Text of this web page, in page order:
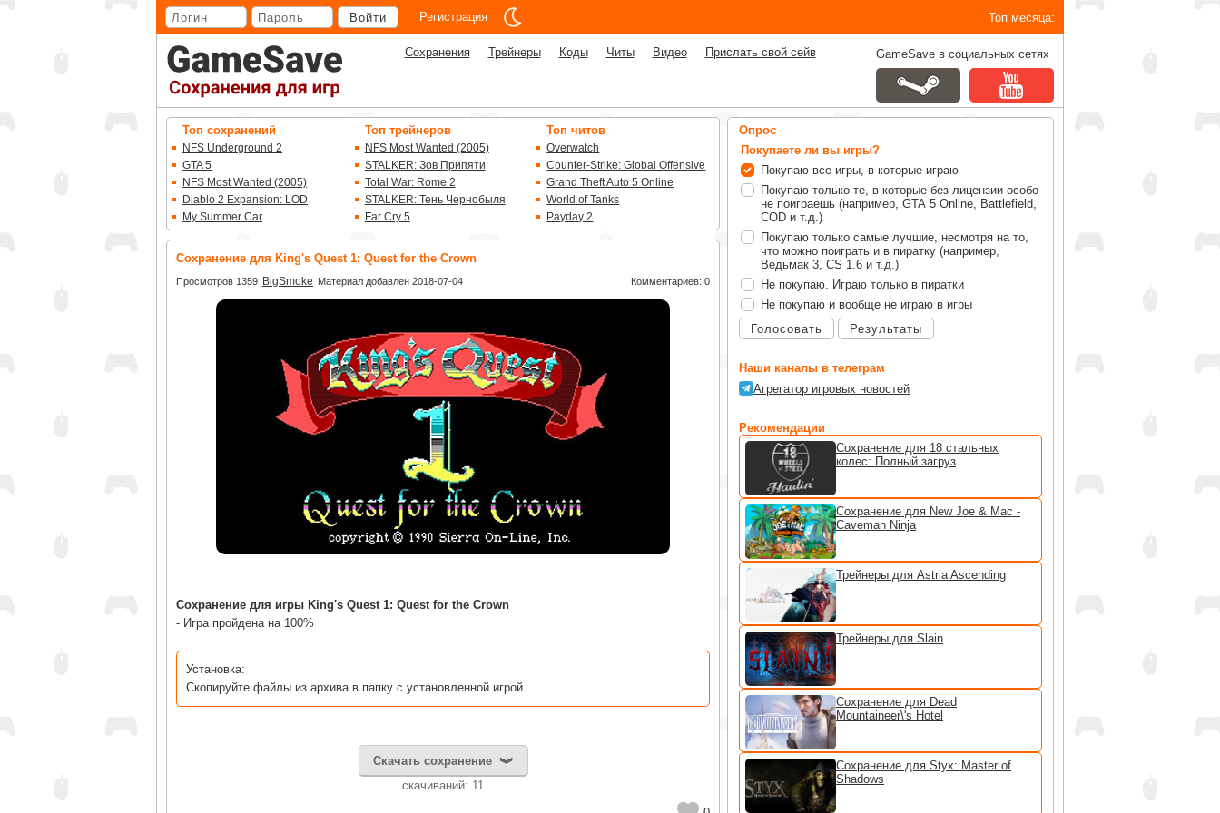
Войти Регистрация Топ месяца:
Сохранения Трейнеры Коды Читы Видео Прислать свой сейв GameSave в социальных сетях
Топ сохранений
NFS Underground 2
GTA 5
NFS Most Wanted (2005)
Diablo 2 Expansion: LOD
My Summer Car
Топ трейнеров
NFS Most Wanted (2005)
STALKER: Зов Припяти
Total War: Rome 2
STALKER: Тень Чернобыля
Far Cry 5
Топ читов
Overwatch
Counter-Strike: Global Offensive
Grand Theft Auto 5 Online
World of Tanks
Payday 2
Сохранение для King's Quest 1: Quest for the Crown
Просмотров 1359 BigSmoke Материал добавлен 2018-07-04 Комментариев: 0
Сохранение для игры King's Quest 1: Quest for the Crown
- Игра пройдена на 100%
Установка:
Скопируйте файлы из архива в папку с установленной игрой
Скачать сохранение
cкачиваний: 11
Опрос
Покупаете ли вы игры?
Покупаю все игры, в которые играю
Покупаю только те, в которые без лицензии особо
не поиграешь (например, GTA 5 Online, Battlefield,
COD и т.д.)
Покупаю только самые лучшие, несмотря на то,
что можно поиграть и в пиратку (например,
Ведьмак 3, CS 1.6 и т.д.)
Не покупаю. Играю только в пиратки
Не покупаю и вообще не играю в игры
Голосовать
Результаты
Наши каналы в телеграм
Агрегатор игровых новостей
Рекомендации
Сохранение для 18 стальных
колес: Полный загруз
Сохранение для New Joe & Mac -
Caveman Ninja
Трейнеры для Astria Ascending
Трейнеры для Slain
Сохранение для Dead
Mountaineer\'s Hotel
Сохранение для Styx: Master of
Shadows